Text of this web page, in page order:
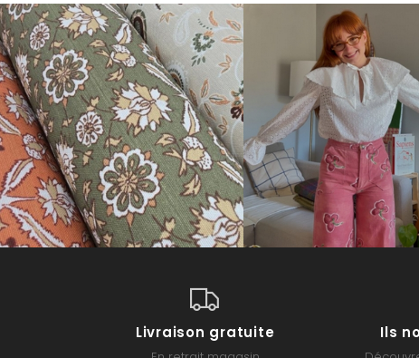
Livraison gratuite Ils